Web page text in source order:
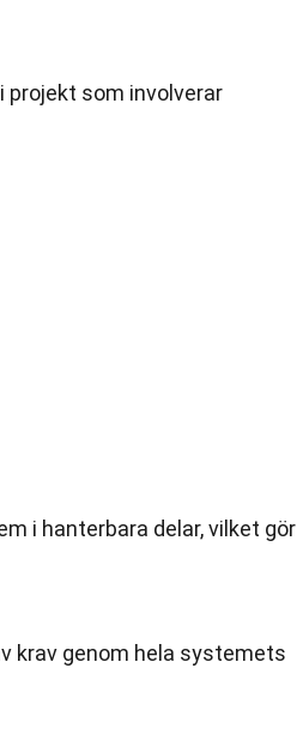
projekt som involverar
i hanterbara delar, vilket gör
krav genom hela systemets